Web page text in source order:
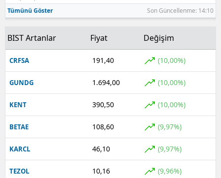
Tümünü Göster Son Güncellenme: 14:10
BIST Artanlar Fiyat Değişim
CRFSA 191,40 (10,00%)
GUNDG 1.694,00 (10,00%)
KENT 390,50 (10,00%)
BETAE 108,60 (9,97%)
KARCL 46,10 (9,97%)
TEZOL 10,16 (9,96%)